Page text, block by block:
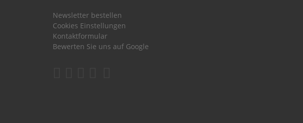
Newsletter bestellen
Cookies Einstellungen
Kontaktformular
Bewerten Sie uns auf Google